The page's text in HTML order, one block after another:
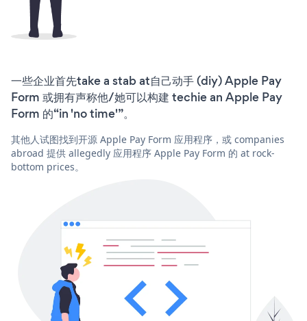
一些企业首先take a stab at自己动手 (diy) Apple Pay
Form 或拥有声称他/她可以构建 techie an Apple Pay
Form 的“in 'no time'”。
其他人试图找到开源 Apple Pay Form 应用程序，或 companies
abroad 提供 allegedly 应用程序 Apple Pay Form 的 at rock-
bottom prices。